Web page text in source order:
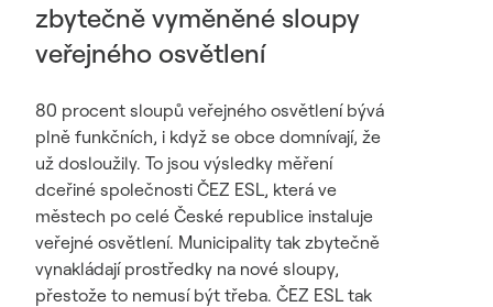
zbytečně vyměněné sloupy
veřejného osvětlení
80 procent sloupů veřejného osvětlení bývá
plně funkčních, i když se obce domnívají, že
už dosloužily. To jsou výsledky měření
dceřiné společnosti ČEZ ESL, která ve
městech po celé České republice instaluje
veřejné osvětlení. Municipality tak zbytečně
vynakládají prostředky na nové sloupy,
přestože to nemusí být třeba. ČEZ ESL tak